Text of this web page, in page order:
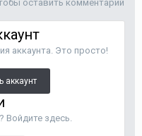
оставить комментарий
аккаунта. Это просто!
аккаунт
Войдите здесь.